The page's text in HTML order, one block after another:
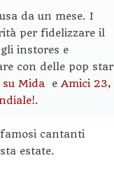
da un mese. I
per fidelizzare il
instores e
con delle pop star
Mida e Amici 23,
.
cantanti
estate.